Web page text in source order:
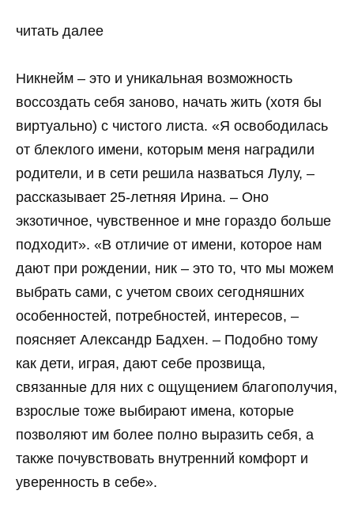
читать далее
Никнейм – это и уникальная возможность
воссоздать себя заново, начать жить (хотя бы
виртуально) с чистого листа. «Я освободилась
от блеклого имени, которым меня наградили
родители, и в сети решила назваться Лулу, –
рассказывает 25-летняя Ирина. – Оно
экзотичное, чувственное и мне гораздо больше
подходит». «В отличие от имени, которое нам
дают при рождении, ник – это то, что мы можем
выбрать сами, с учетом своих сегодняшних
особенностей, потребностей, интересов, –
поясняет Александр Бадхен. – Подобно тому
как дети, играя, дают себе прозвища,
связанные для них с ощущением благополучия,
взрослые тоже выбирают имена, которые
позволяют им более полно выразить себя, а
также почувствовать внутренний комфорт и
уверенность в себе».